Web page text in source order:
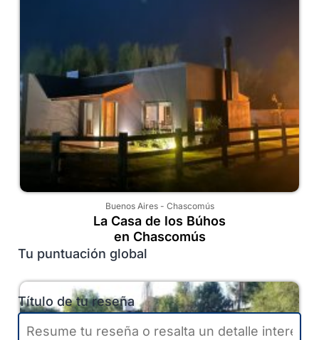
Buenos Aires- Chascomús
La Casa de los Búhos
en Chascomús
Tu puntuación global
Título de tu reseña